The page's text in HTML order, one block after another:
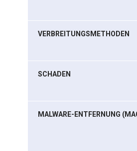
VERBREITUNGSMETHODEN
SCHADEN
MALWARE-ENTFERNUNG